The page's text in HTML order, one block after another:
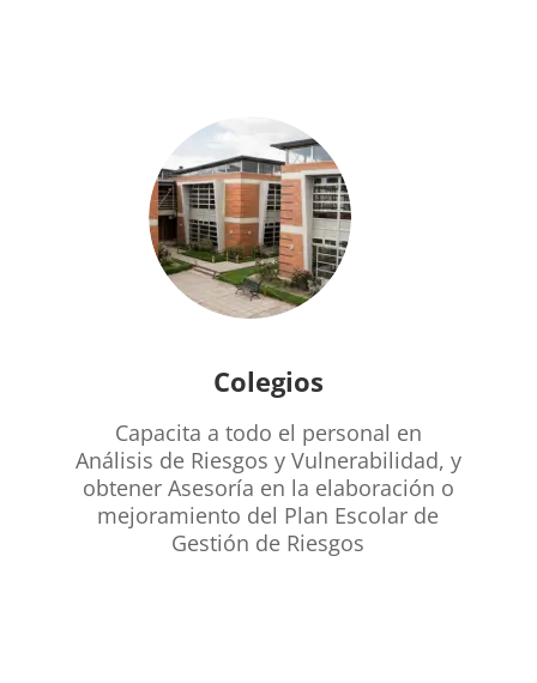
Colegios
Capacita a todo el personal en
Análisis de Riesgos y Vulnerabilidad, y
obtener Asesoría en la elaboración o
mejoramiento del Plan Escolar de
Gestión de Riesgos